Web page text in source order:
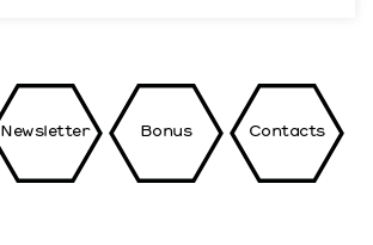
Newsletter Bonus Contacts